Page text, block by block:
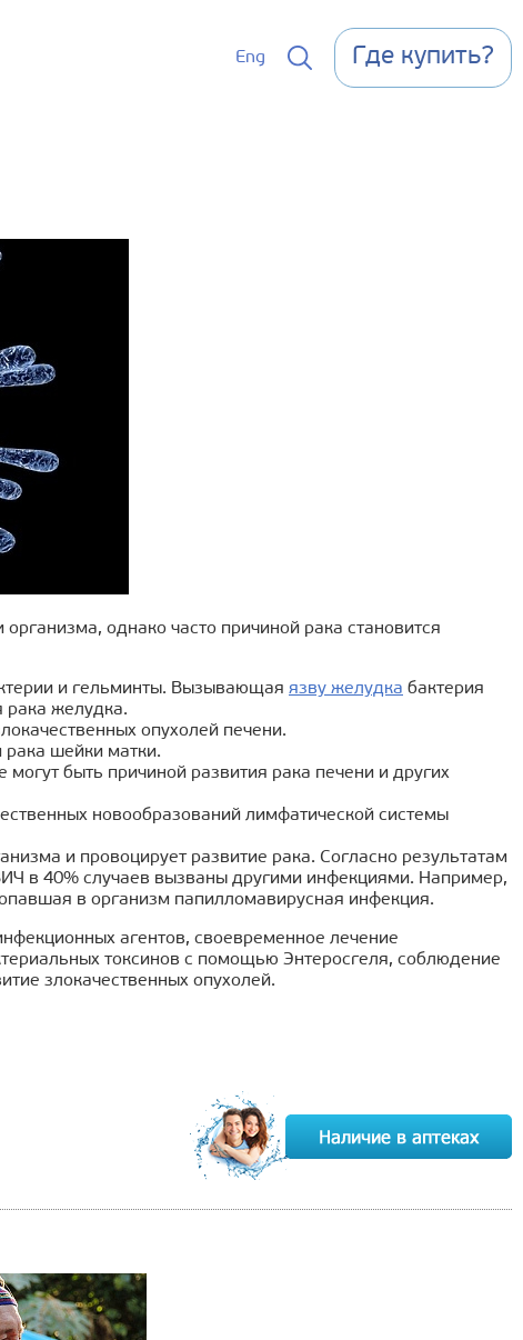
Eng Где купить?
однако часто причиной рака становится
и гельминты. Вызывающая язву желудка бактерия
рака желудка.
опухолей печени.
рака шейки матки.
быть причиной развития рака печени и других
новообразований лимфатической системы
и провоцирует развитие рака. Согласно результатам
в 40% случаев вызваны другими инфекциями. Например,
в организм папилломавирусная инфекция.
агентов, своевременное лечение
токсинов с помощью Энтеросгеля, соблюдение
злокачественных опухолей.